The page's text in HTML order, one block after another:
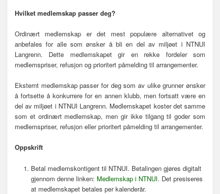
Hvilket medlemskap passer deg?
Ordinært medlemskap er det mest populære alternativet og
anbefales for alle som ønsker å bli en del av miljøet i NTNUI
Langrenn. Dette medlemskapet gir en rekke fordeler som
medlemspriser, refusjon og prioritert påmelding til arrangementer.
Eksternt medlemskap passer for deg som av ulike grunner ønsker
å fortsette å konkurrere for en annen klubb, men fortsatt være en
del av miljøet i NTNUI Langrenn. Medlemskapet koster det samme
som et ordinært medlemskap, men gir ikke tilgang til goder som
medlemspriser, refusjon eller prioritert påmelding til arrangementer.
Oppskrift
Betal medlemskontigent til NTNUI. Betalingen gjøres digitalt
gjennom denne linken: Medlemskap i NTNUI. Det presiseres
at medlemskapet betales per kalenderår.